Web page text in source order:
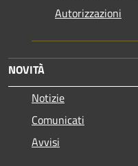
Autorizzazioni
NOVITÀ
Notizie
Comunicati
Avvisi